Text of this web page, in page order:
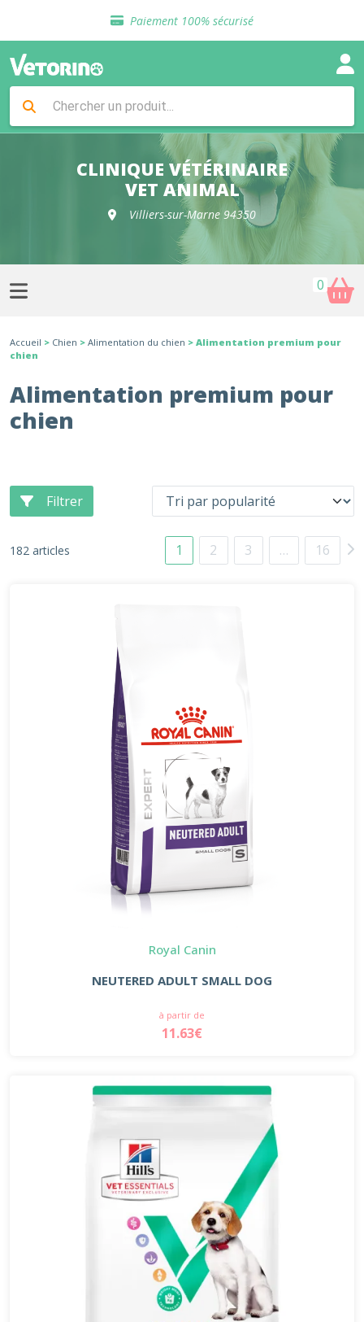
Paiement 100% sécurisé
Livraison gratuite en clinique vétérinaire
Sélection de croquettes vétérinaire
Livraison gratuite en clinique vétérinaire
Retour gratuit en clinique
Sélection de croquettes vétérinaire
CLINIQUE VÉTÉRINAIRE
VET ANIMAL
Villiers-sur-Marne 94350
0
Accueil > Chien > Alimentation du chien > Alimentation premium pour
chien
Alimentation premium pour
chien
Filtrer
182 articles 1 2 3 … 16
Royal Canin
NEUTERED ADULT SMALL DOG
à partir de
11.63€